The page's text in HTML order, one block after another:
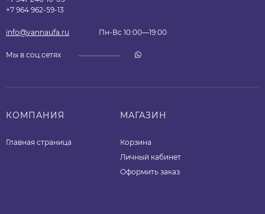
+7 964 962-59-13
info@vannaufa.ru Пн-Вс 10:00—19:00
Мы в соц.сетях
КОМПАНИЯ
Главная страница
МАГАЗИН
Корзина
Личный кабинет
Оформить заказ